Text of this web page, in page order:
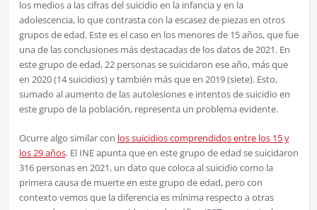
los medios a las cifras del suicidio en la infancia y en la
adolescencia, lo que contrasta con la escasez de piezas en otros
grupos de edad. Este es el caso en los menores de 15 años, que fue
una de las conclusiones más destacadas de los datos de 2021. En
este grupo de edad, 22 personas se suicidaron ese año, más que
en 2020 (14 suicidios) y también más que en 2019 (siete). Esto,
sumado al aumento de las autolesiones e intentos de suicidio en
este grupo de la población, representa un problema evidente.
Ocurre algo similar con los suicidios comprendidos entre los 15 y
los 29 años. El INE apunta que en este grupo de edad se suicidaron
316 personas en 2021, un dato que coloca al suicidio como la
primera causa de muerte en este grupo de edad, pero con
contexto vemos que la diferencia es mínima respecto a otras